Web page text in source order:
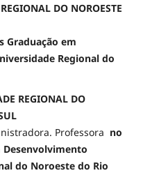
DO NOROESTE
Graduação em
Regional do
REGIONAL DO
Professora no
Desenvolvimento
do Noroeste do Rio